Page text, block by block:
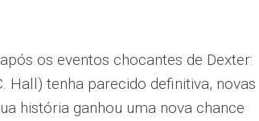
os eventos chocantes de Dexter:
Hall) tenha parecido definitiva, novas
história ganhou uma nova chance